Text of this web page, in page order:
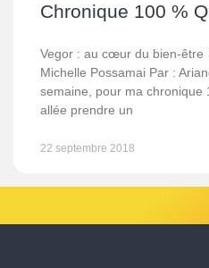
Chronique 100 %
Vegor : au cœur du bien-
Michelle Possamai Par :
semaine, pour ma chronique
allée prendre un
22 septembre 2018